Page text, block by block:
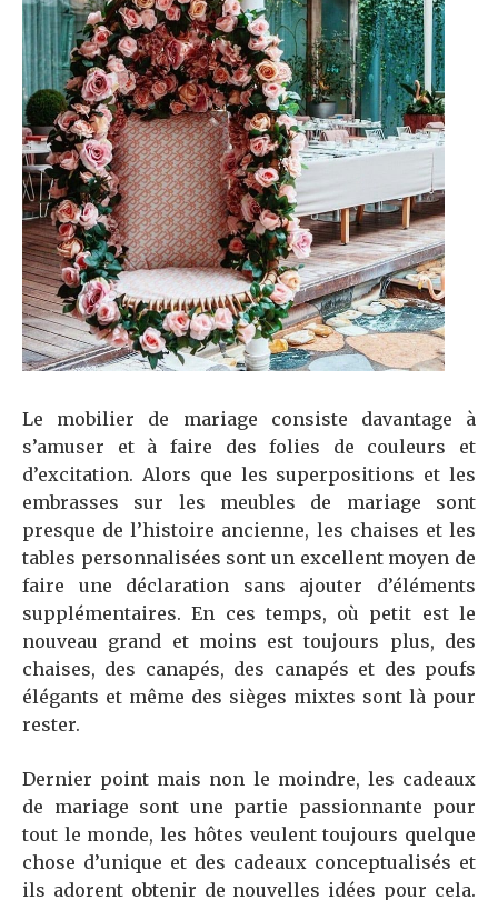
Le mobilier de mariage consiste davantage à
s’amuser et à faire des folies de couleurs et
d’excitation. Alors que les superpositions et les
embrasses sur les meubles de mariage sont
presque de l’histoire ancienne, les chaises et les
tables personnalisées sont un excellent moyen de
faire une déclaration sans ajouter d’éléments
supplémentaires. En ces temps, où petit est le
nouveau grand et moins est toujours plus, des
chaises, des canapés, des canapés et des poufs
élégants et même des sièges mixtes sont là pour
rester.
Dernier point mais non le moindre, les cadeaux
de mariage sont une partie passionnante pour
tout le monde, les hôtes veulent toujours quelque
chose d’unique et des cadeaux conceptualisés et
ils adorent obtenir de nouvelles idées pour cela.